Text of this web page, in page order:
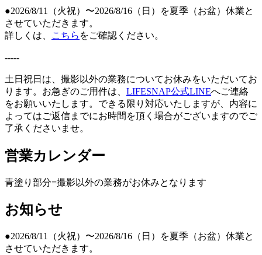
●2026/8/11（火祝）〜2026/8/16（日）を夏季（お盆）休業と
させていただきます。
詳しくは、
こちら をご確認ください。
-----
土日祝日は、撮影以外の業務についてお休みをいただいてお
ります。お急ぎのご用件は、 LIFESNAP公式LINEへご連絡
をお願いいたします。できる限り対応いたしますが、内容に
よってはご返信までにお時間を頂く場合がございますのでご
了承くださいませ。
営業カレンダー
青塗り 部分=撮影以外の業務がお休みとなります
お知らせ
●2026/8/11（火祝）〜2026/8/16（日）を夏季（お盆）休業と
させていただきます。